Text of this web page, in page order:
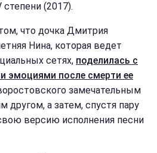
(2017).
что дочка Дмитрия
Нина, которая ведет
сетях, поделилась с
эмоциями после смерти ее
замечательным
а затем, спустя пару
версию исполнения песни